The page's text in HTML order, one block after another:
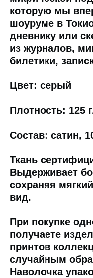
которую мы
шоуруме в
дневнику или
из журналов,
билетики,
Цвет: серый
Плотность: 125
Состав: сатин,
Ткань
Выдерживает
сохраняя
вид.
При покупке
получаете
принтов
случайным
Наволочка